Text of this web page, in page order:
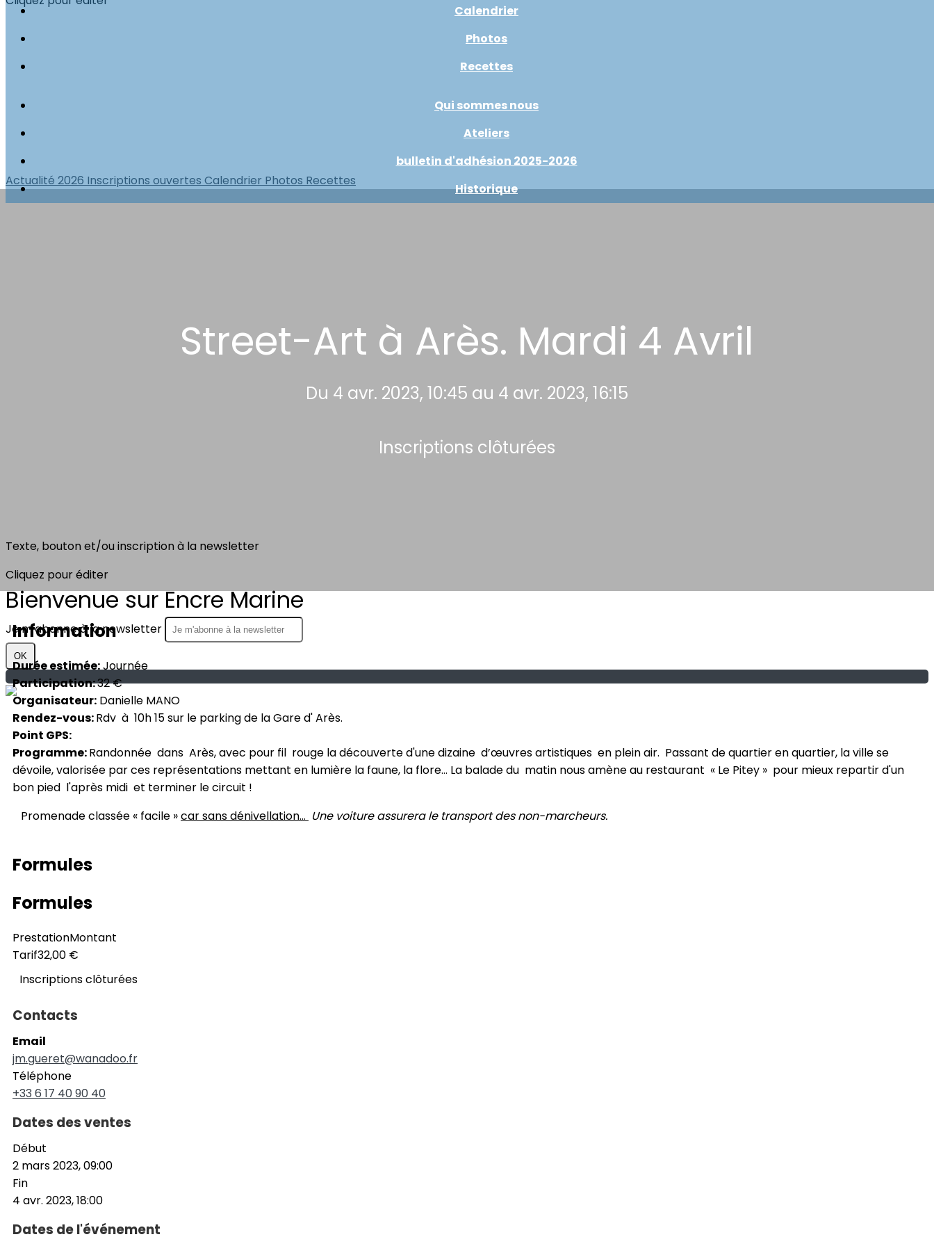
Calendrier
Photos
Recettes
Qui sommes nous
Ateliers
bulletin d'adhésion 2025-2026
Historique
Texte, bouton et/ou inscription à la newsletter
Cliquez pour éditer
Bienvenue sur Encre Marine
Je m'abonne à la newsletter
OK
Actualité 2026 Inscriptions ouvertes Calendrier Photos Recettes
Street-Art à Arès. Mardi 4 Avril
Du 4 avr. 2023, 10:45 au 4 avr. 2023, 16:15
Inscriptions clôturées
Information
Durée estimée:Journée
Participation:32 €
Organisateur: Danielle MANO
Rendez-vous:Rdv à 10h 15 sur le parking de la Gare d' Arès.
Point GPS:
Programme:Randonnée dans Arès, avec pour fil rouge la découverte d'une dizaine d’œuvres artistiques en plein air. Passant de quartier en quartier, la ville se
dévoile, valorisée par ces représentations mettant en lumière la faune, la flore... La balade du matin nous amène au restaurant « Le Pitey » pour mieux repartir d'un
bon pied l'après midi et terminer le circuit !
Promenade classée « facile »car sans dénivellation... Une voiture assurera le transport des non-marcheurs.
Formules
Formules
PrestationMontant
Tarif32,00 €
Inscriptions clôturées
Contacts
Email
jm.gueret@wanadoo.fr
Téléphone
+33 6 17 40 90 40
Dates des ventes
Début
2 mars 2023, 09:00
Fin
4 avr. 2023, 18:00
Dates de l'événement